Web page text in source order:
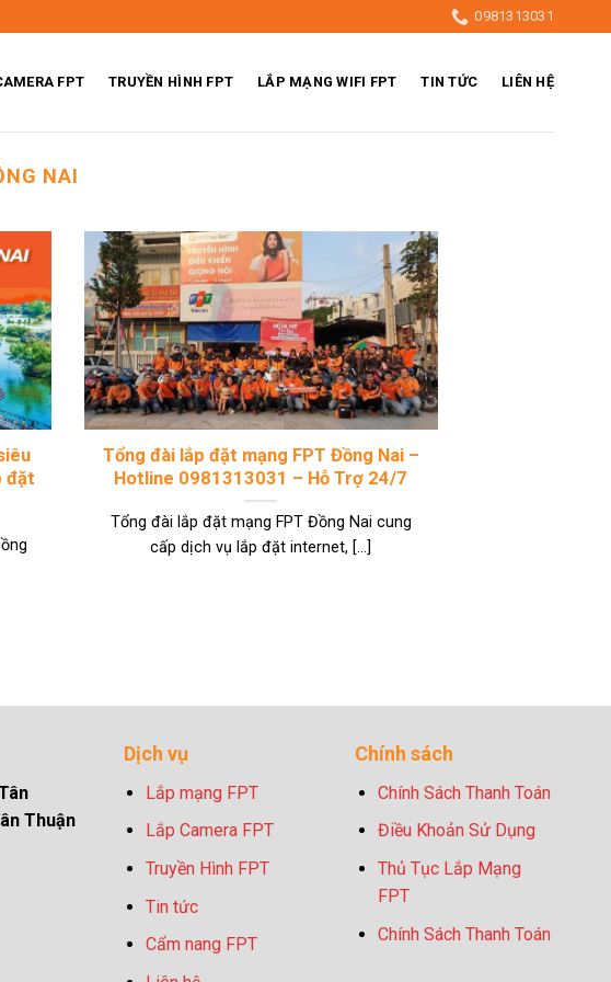
0981313031
FPT TRUYỀN HÌNH FPT LẮP MẠNG WIFI FPT TIN TỨC LIÊN HỆ
NAI
đặt
Tổng đài lắp đặt mạng FPT Đồng Nai –
Hotline 0981313031 – Hỗ Trợ 24/7
Tổng đài lắp đặt mạng FPT Đồng Nai cung
cấp dịch vụ lắp đặt internet, [...]
Thuận
Dịch vụ
Lắp mạng FPT
Lắp Camera FPT
Truyền Hình FPT
Tin tức
Cẩm nang FPT
Chính sách
Chính Sách Thanh Toán
Điều Khoản Sử Dụng
Thủ Tục Lắp Mạng
FPT
Chính Sách Thanh Toán